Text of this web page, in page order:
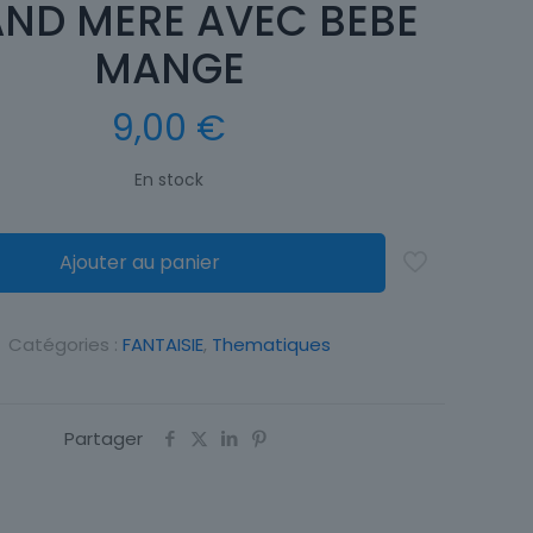
MERE AVEC BEBE
MANGE
9,00 €
En stock
Ajouter au panier
Catégories : FANTAISIE, Thematiques
Partager